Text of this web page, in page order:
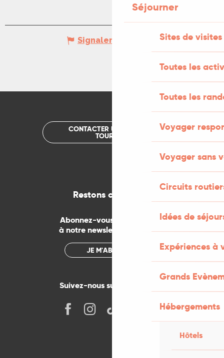
Séjourner
Sites de visites
Toutes les
Toutes les
Voyager
Voyager sans
Circuits
Idées de
Expériences à
Grands
Hébergements
Hôtels
Signaler une erreur
CONTACTER UN OFFICE DE
TOURISME
Restons connectés
Abonnez-vous gratuitement
à notre newsletter mensuelle
JE M'ABONNE
Suivez-nous sur les réseaux !